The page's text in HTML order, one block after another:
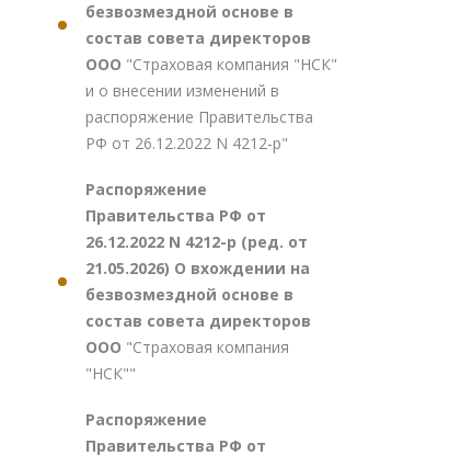
безвозмездной основе в
состав совета директоров
ООО "Страховая компания "НСК"
и о внесении изменений в
распоряжение Правительства
РФ от 26.12.2022 N 4212-р"
Распоряжение
Правительства РФ от
26.12.2022 N 4212-р (ред. от
21.05.2026) О вхождении на
безвозмездной основе в
состав совета директоров
ООО "Страховая компания
"НСК""
Распоряжение
Правительства РФ от